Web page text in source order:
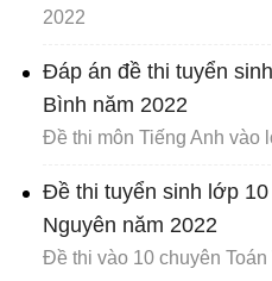
2022
Đáp án đề thi tuyển
Bình năm 2022
Đề thi môn Tiếng Anh vào
Đề thi tuyển sinh lớp 10
Nguyên năm 2022
Đề thi vào 10 chuyên